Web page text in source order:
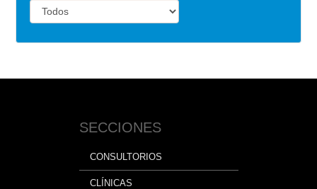
SECCIONES
CONSULTORIOS
CLÍNICAS